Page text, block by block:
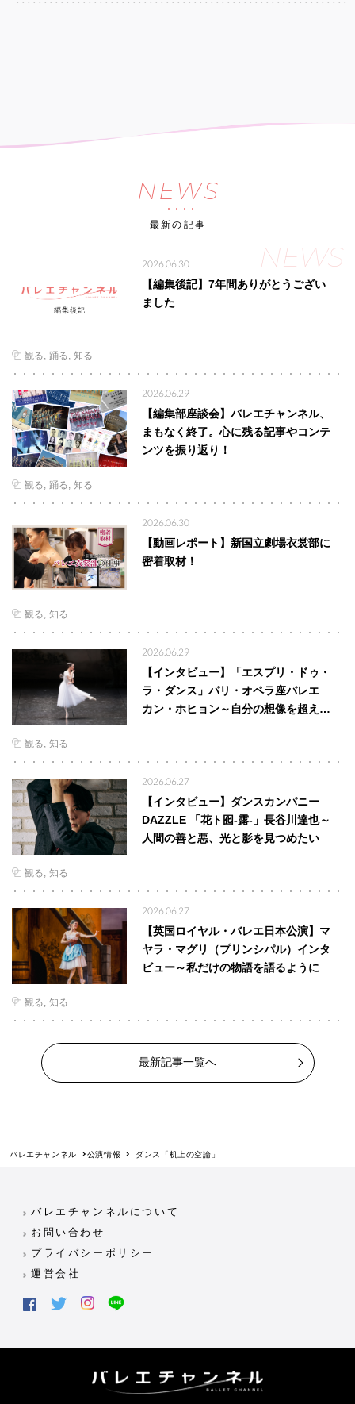
NEWS
最新の記事
NEWS
2026.06.30
【編集後記】7年間ありがとうござい
ました
観る 踊る 知る
2026.06.29
【編集部座談会】バレエチャンネル、
まもなく終了。心に残る記事やコンテ
ンツを振り返り！
観る 踊る 知る
2026.06.30
【動画レポート】新国立劇場衣裳部に
密着取材！
観る 知る
2026.06.29
【インタビュー】「エスプリ・ドゥ・
ラ・ダンス」パリ・オペラ座バレエ
カン・ホヒョン～自分の想像を超え…
観る 知る
2026.06.27
【インタビュー】ダンスカンパニー
DAZZLE 「花ト囮-露-」長谷川達也～
人間の善と悪、光と影を見つめたい
観る 知る
2026.06.27
【英国ロイヤル・バレエ日本公演】マ
ヤラ・マグリ（プリンシパル）インタ
ビュー～私だけの物語を語るように
観る 知る
最新記事一覧へ
バレエチャンネル 公演情報 ダンス「机上の空論」
バレエチャンネルについて
お問い合わせ
プライバシーポリシー
運営会社